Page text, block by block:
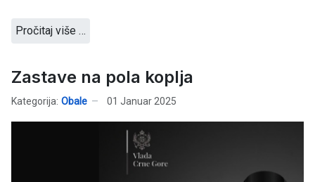
Pročitaj više …
Zastave na pola koplja
Kategorija: Obale 01 Januar 2025